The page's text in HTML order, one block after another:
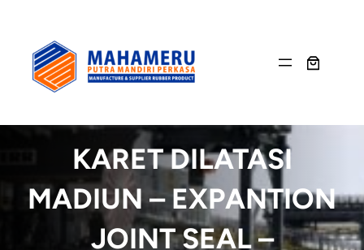
content
KARET DILATASI
MADIUN – EXPANTION
JOINT SEAL –